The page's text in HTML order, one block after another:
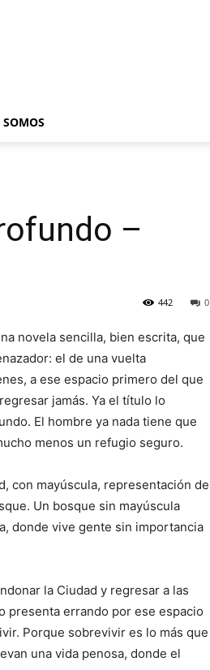
–
0
442
novela sencilla, bien escrita, que
el de una vuelta
a ese espacio primero del que
jamás. Ya el título lo
El hombre ya nada tiene que
menos un refugio seguro.
con mayúscula, representación de
Un bosque sin mayúscula
donde vive gente sin importancia
la Ciudad y regresar a las
presenta errando por ese espacio
Porque sobrevivir es lo más que
una vida penosa, donde el